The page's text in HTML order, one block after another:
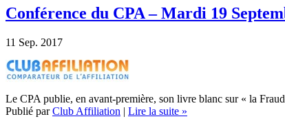
Conférence du CPA – Mardi 19
11 Sep. 2017
Le CPA publie, en avant-première, son livre blanc sur « la
Publié parClub Affiliation | Lire la suite »